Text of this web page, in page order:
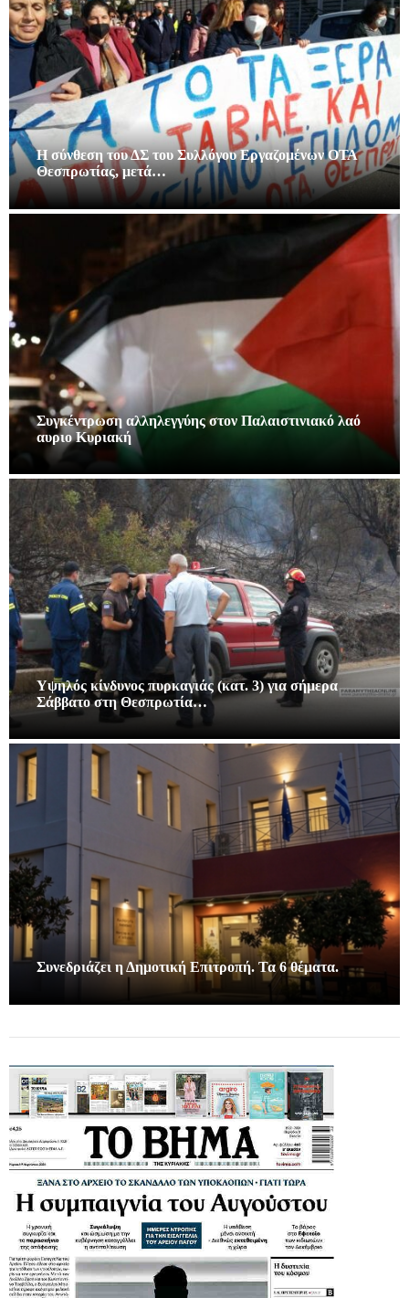
Η σύνθεση του ΔΣ του Συλλόγου Εργαζομένων ΟΤΑ
Θεσπρωτίας, μετά…
Συγκέντρωση αλληλεγγύης στον Παλαιστινιακό λαό
αυριο Κυριακή
Υψηλός κίνδυνος πυρκαγιάς (κατ. 3) για σήμερα
Σάββατο στη Θεσπρωτία…
Συνεδριάζει η Δημοτική Επιτροπή. Τα 6 θέματα.